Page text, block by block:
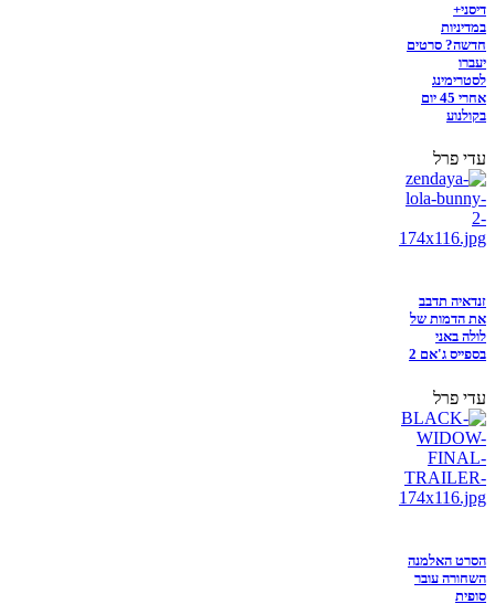
דיסני+
במדיניות
חדשה? סרטים
יעברו
לסטרימינג
אחרי 45 יום
בקולנוע
עדי פרל
זנדאיה תדבב
את הדמות של
לולה באני
בספייס ג'אם 2
עדי פרל
הסרט האלמנה
השחורה עובר
סופית